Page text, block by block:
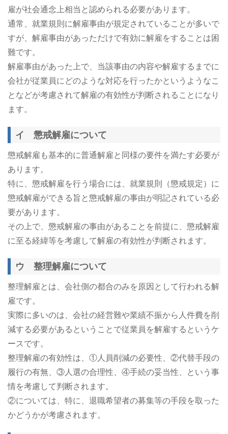
雇が社会通念上相当と認められる必要があります。
通常、就業規則に解雇事由が規定されていることが多いで
すが、解雇事由があっただけで有効に解雇をすることは困
難です。
解雇事由があった上で、当該事由の内容や解雇するまでに
会社が従業員にどのような対応を行ったかというようなこ
となどが考慮されて解雇の有効性が判断されることになり
ます。
イ 懲戒解雇について
懲戒解雇も基本的に普通解雇と同様の要件を満たす必要が
あります。
特に、懲戒解雇を行う場合には、就業規則（懲戒規定）に
懲戒解雇ができる旨と懲戒解雇の事由が明記されている必
要があります。
その上で、懲戒解雇の事由があることを前提に、懲戒解雇
に至る経緯等を考慮して解雇の有効性が判断されます。
ウ 整理解雇について
整理解雇とは、会社側の都合のみを原因として行われる解
雇です。
実際に多いのは、会社の経営難や業績不振から人件費を削
減する必要があるということで従業員を解雇するというケ
ースです。
整理解雇の有効性は、①人員削減の必要性、②代替手段の
履行の有無、③人選の合理性、④手続の妥当性、という事
情を考慮して判断されます。
②については、特に、退職希望者の募集等の手段を取った
かどうかが考慮されます。